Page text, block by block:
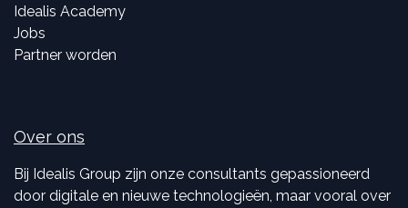
Idealis Academy
Jobs
Partner worden
Over ons
Bij Idealis Group zijn onze consultants gepassioneerd
door digitale en nieuwe technologieën, maar vooral over